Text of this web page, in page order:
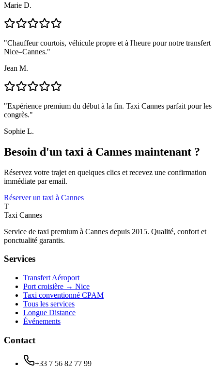
Marie D.
"Chauffeur courtois, véhicule propre et à l'heure pour notre transfert
Nice–Cannes."
Jean M.
"Expérience premium du début à la fin. Taxi Cannes parfait pour les
congrès."
Sophie L.
Besoin d'un taxi à Cannes maintenant ?
Réservez votre trajet en quelques clics et recevez une confirmation
immédiate par email.
Réserver un taxi à Cannes
T
Taxi Cannes
Service de taxi premium à Cannes depuis 2015. Qualité, confort et
ponctualité garantis.
Services
Transfert Aéroport
Port croisière → Nice
Taxi conventionné CPAM
Tous les services
Longue Distance
Événements
Contact
+33 7 56 82 77 99